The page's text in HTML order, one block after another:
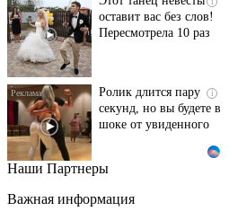
оставит вас без слов!
Пересмотрела 10 раз
секунд, но вы будете в
шоке от увиденного
Ролик из Омска: вы
Наши Партнеры
Важная информация